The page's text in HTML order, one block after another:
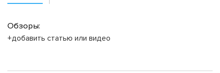
Обзоры:
+добавить статью или видео